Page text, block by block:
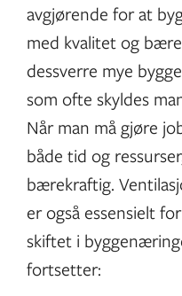
avgjørende for at
med kvalitet og
dessverre mye
som ofte skyldes
Når man må gjøre
både tid og
bærekraftig.
er også essensielt
skiftet i
fortsetter: